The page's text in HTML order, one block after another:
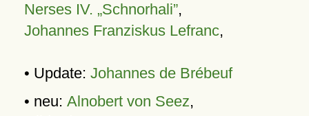
Nerses IV. „Schnorhali”,
Johannes Franziskus Lefranc,
• Update: Johannes de Brébeuf
• neu: Alnobert von Seez,